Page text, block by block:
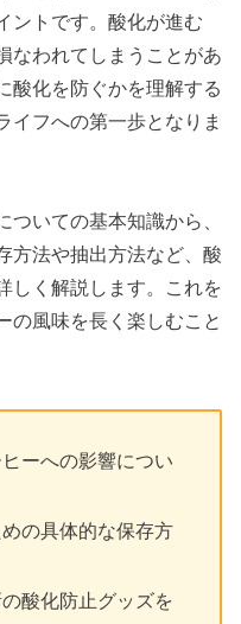
ントです。酸化が進む
なわれてしまうことがあ
酸化を防ぐかを理解する
イフへの第一歩となりま
ついての基本知識から、
方法や抽出方法など、酸
しく解説します。これを
の風味を長く楽しむこと
ーへの影響につい
の具体的な保存方
酸化防止グッズを